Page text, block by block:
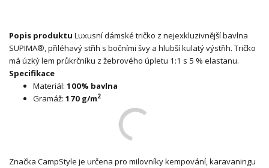
Popis produktu Luxusní dámské tričko z nejexkluzivnější bavlna
SUPIMA®, přiléhavý střih s bočními švy a hlubší kulatý výstřih. Tričko
má úzký lem průkrčníku z žebrového úpletu 1:1 s 5 % elastanu.
Specifikace
Materiál: 100% bavlna
Gramáž: 170 g/m2
Značka CampStyle je určena pro milovníky kempování, karavaningu